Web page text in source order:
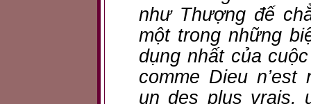
như Thượng đế
một trong những
dụng nhất của
comme Dieu n’est
un des plus vrais,